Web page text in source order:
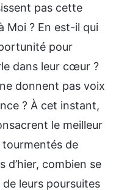
pas cette
Moi ? En est-il qui
pour
dans leur cœur ?
donnent pas voix
? À cet instant,
le meilleur
tourmentés de
d’hier, combien se
leurs poursuites